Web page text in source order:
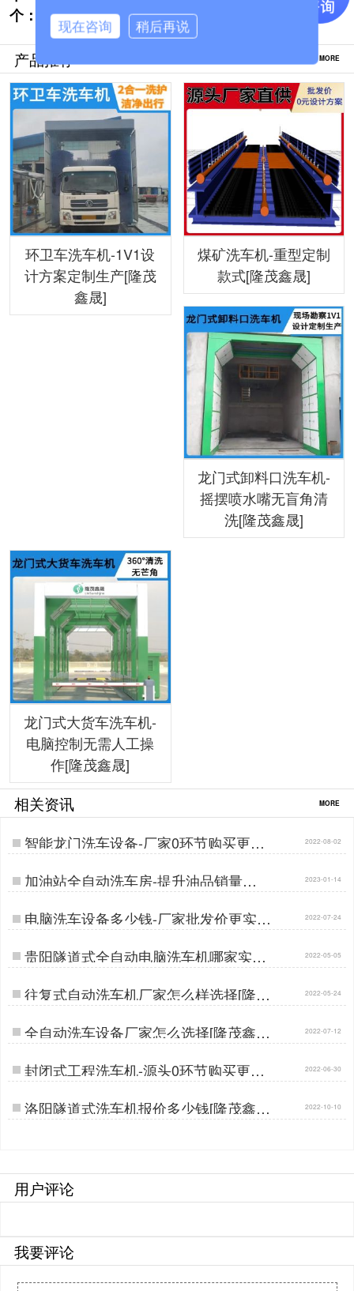
个：
定做[隆茂鑫晟]
产品推荐 MORE
环卫车洗车机-1V1设
计方案定制生产[隆茂
鑫晟]
煤矿洗车机-重型定制
款式[隆茂鑫晟]
龙门式卸料口洗车机-
摇摆喷水嘴无盲角清
洗[隆茂鑫晟]
龙门式大货车洗车机-
电脑控制无需人工操
作[隆茂鑫晟]
相关资讯 MORE
智能龙门洗车设备-厂家0环节购买更实
惠[隆茂鑫晟]…
2022-08-02
加油站全自动洗车房-提升油品销量
300%[隆茂鑫晟]…
2023-01-14
电脑洗车设备多少钱-厂家批发价更实惠
[隆茂鑫晟]…
2022-07-24
贵阳隧道式全自动电脑洗车机哪家实惠
[隆茂鑫晟]…
2022-05-05
往复式自动洗车机厂家怎么样选择[隆茂
鑫晟]…
2022-05-24
全自动洗车设备厂家怎么选择[隆茂鑫晟]
…
2022-07-12
封闭式工程洗车机-源头0环节购买更实
惠[隆茂鑫晟]…
2022-06-30
洛阳隧道式洗车机报价多少钱[隆茂鑫晟]
…
2022-10-10
用户评论
我要评论
现在咨询 稍后再说